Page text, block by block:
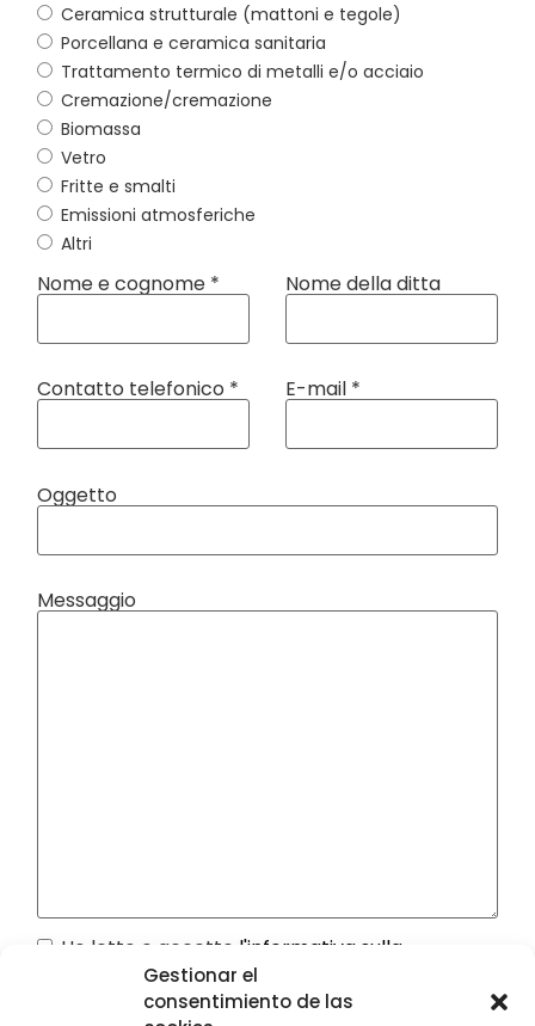
Gestionar el
consentimiento de las
Ceramica strutturale (mattoni e tegole)
Porcellana e ceramica sanitaria
Trattamento termico di metalli e/o acciaio
Cremazione/cremazione
Biomassa
Vetro
Fritte e smalti
Emissioni atmosferiche
Altri
Nome e cognome * Nome della ditta
Contatto telefonico * E-mail *
Oggetto
Messaggio
Ho letto e accetto l'informativa sulla
riservatezza